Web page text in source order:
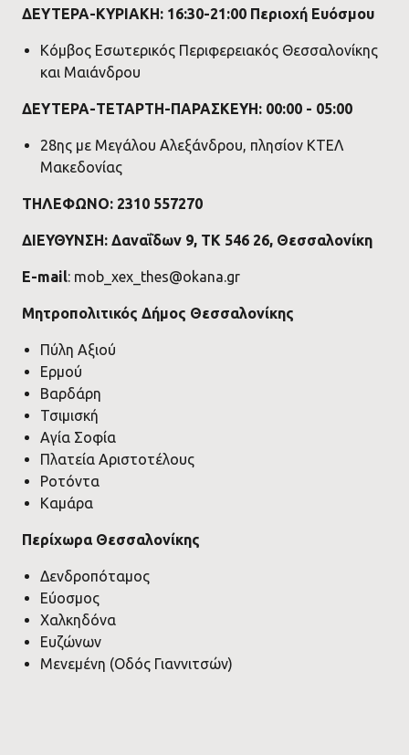
ΔΕΥΤΕΡΑ-KYΡΙΑΚΗ: 16:30-21:00 Περιοχή Ευόσμου
Κόμβος Εσωτερικός Περιφερειακός Θεσσαλονίκης
και Μαιάνδρου
ΔΕΥΤΕΡΑ-ΤΕΤΑΡΤΗ-ΠΑΡΑΣΚΕΥΗ: 00:00 - 05:00
28ης με Μεγάλου Αλεξάνδρου, πλησίον ΚΤΕΛ
Μακεδονίας
ΤΗΛΕΦΩΝΟ: 2310 557270
ΔΙΕΥΘΥΝΣΗ: Δαναΐδων 9, TK 546 26, Θεσσαλονίκη
E-mail: mob_xex_thes@okana.gr
Μητροπολιτικός Δήμος Θεσσαλονίκης
Πύλη Αξιού
Ερμού
Βαρδάρη
Τσιμισκή
Αγία Σοφία
Πλατεία Αριστοτέλους
Ροτόντα
Καμάρα
Περίχωρα Θεσσαλονίκης
Δενδροπόταμος
Εύοσμος
Χαλκηδόνα
Ευζώνων
Μενεμένη (Οδός Γιαννιτσών)